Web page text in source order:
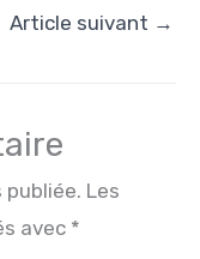
Article suivant →
publiée. Les
avec *